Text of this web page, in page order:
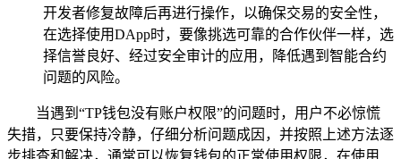
开发者修复故障后再进行操作，以确保交易的安全性，
在选择使用DApp时，要像挑选可靠的合作伙伴一样，选
择信誉良好、经过安全审计的应用，降低遇到智能合约
问题的风险。
当遇到“TP钱包没有账户权限”的问题时，用户不必惊慌
失措，只要保持冷静，仔细分析问题成因，并按照上述方法逐
步排查和解决，通常可以恢复钱包的正常使用权限，在使用